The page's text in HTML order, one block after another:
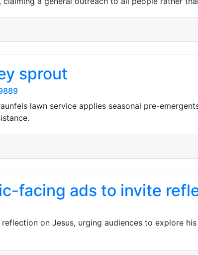
sprout
lawn service applies seasonal pre-
facing ads to invite
on Jesus, urging audiences to explore